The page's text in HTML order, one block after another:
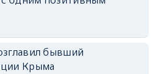
бывший
Крыма